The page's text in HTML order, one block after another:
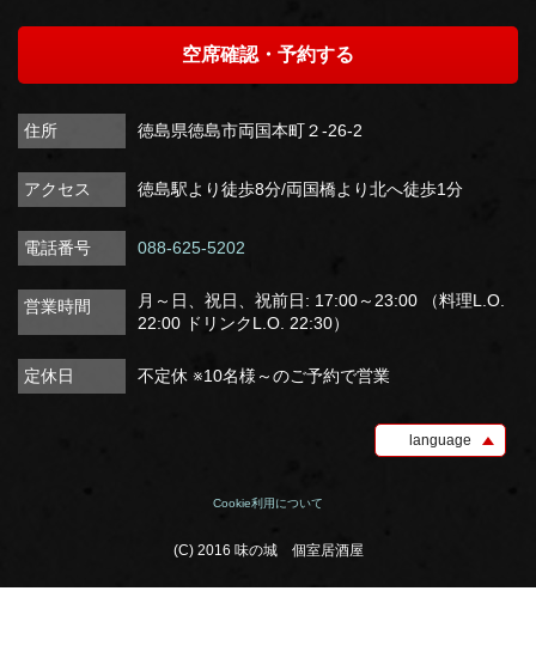
空席確認・予約する
住所 徳島県徳島市両国本町２-26-2
アクセス 徳島駅より徒歩8分/両国橋より北へ徒歩1分
電話番号 088-625-5202
営業時間
月～日、祝日、祝前日: 17:00～23:00 （料理L.O.
22:00 ドリンクL.O. 22:30）
定休日 不定休 ※10名様～のご予約で営業
language
Cookie利用について
(C) 2016 味の城 個室居酒屋